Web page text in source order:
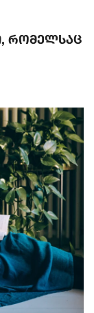
რომელსაც